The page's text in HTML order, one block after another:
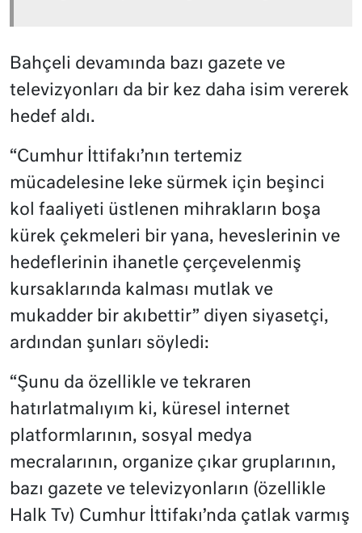
Bahçeli devamında bazı gazete ve
televizyonları da bir kez daha isim vererek
hedef aldı.
“Cumhur İttifakı’nın tertemiz
mücadelesine leke sürmek için beşinci
kol faaliyeti üstlenen mihrakların boşa
kürek çekmeleri bir yana, heveslerinin ve
hedeflerinin ihanetle çerçevelenmiş
kursaklarında kalması mutlak ve
mukadder bir akıbettir” diyen siyasetçi,
ardından şunları söyledi:
“Şunu da özellikle ve tekraren
hatırlatmalıyım ki, küresel internet
platformlarının, sosyal medya
mecralarının, organize çıkar gruplarının,
bazı gazete ve televizyonların (özellikle
Halk Tv) Cumhur İttifakı’nda çatlak varmış